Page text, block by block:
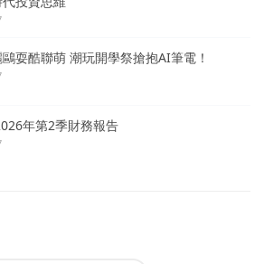
耍酷聯萌 潮玩開學祭搶抱AI筆電！
年第2季財務報告